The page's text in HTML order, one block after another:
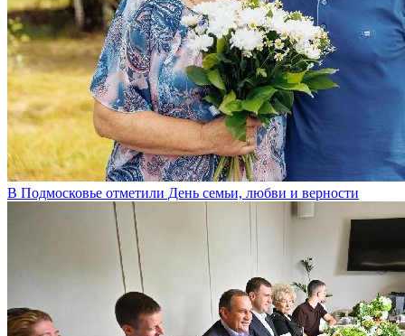
В Подмосковье отметили День семьи, любви и верности